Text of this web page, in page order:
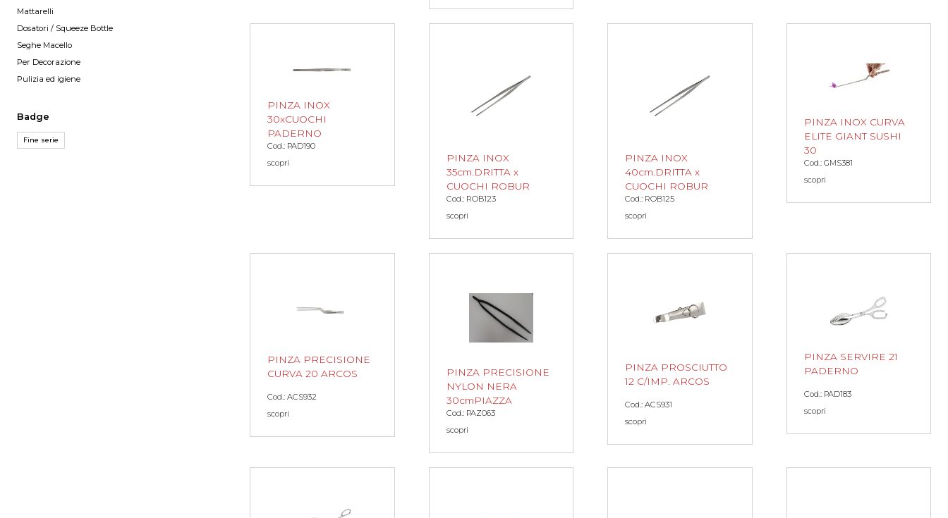
Mattarelli
Dosatori / Squeeze Bottle
Seghe Macello
Per Decorazione
Pulizia ed igiene
Badge
Fine serie
PINZA INOX
30xCUOCHI
PADERNO
Cod.: PAD190
scopri
PINZA INOX
35cm.DRITTA x
CUOCHI ROBUR
Cod.: ROB123
scopri
PINZA INOX
40cm.DRITTA x
CUOCHI ROBUR
Cod.: ROB125
scopri
PINZA INOX CURVA
ELITE GIANT SUSHI
30
Cod.: GMS381
scopri
PINZA PRECISIONE
CURVA 20 ARCOS
Cod.: ACS932
scopri
PINZA PRECISIONE
NYLON NERA
30cmPIAZZA
Cod.: PAZ063
scopri
PINZA PROSCIUTTO
12 C/IMP. ARCOS
Cod.: ACS931
scopri
PINZA SERVIRE 21
PADERNO
Cod.: PAD183
scopri